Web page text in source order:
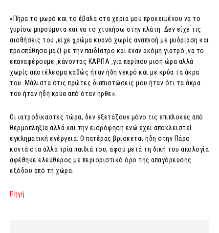
«Πήρα το μωρό και το έβαλα στα χέρια μου προκειμένου να το
γυρίσω μπρούμυτα και να το χτυπήσω στην πλάτη .Δεν είχε τις
αισθήσεις του ,είχε χρώμα κυανό χωρίς αναπνοή με μυδρίαση και
προσπάθησα μαζί με την παιδίατρο και έναν ακόμη γιατρό ,να το
επαναφέρουμε ,κάνοντας ΚΑΡΠΑ ,για περίπου μισή ώρα αλλά
χωρίς αποτέλεσμα καθώς ήταν ήδη νεκρό και με κρύα τα άκρα
του .Μάλιστα στις πρώτες διαπιστώσεις μου ήταν ότι τα άκρα
του ήταν ήδη κρύα από όταν ήρθε».
Οι ιατροδικαστές τώρα, δεν εξετάζουν μόνο τις επιπλοκές από
θερμοπληξία αλλά και την εισρόφηση ενώ έχει αποκλειστεί
εγκληματική ενέργεια. Ο πατέρας βρίσκεται ήδη στην Πάρο
κοντά στα άλλα τρία παιδιά του, αφού μετά τη δική του απολογία
αφέθηκε ελεύθερος με περιοριστικό όρο της απαγόρευσης
εξόδου από τη χώρα.
Πηγή